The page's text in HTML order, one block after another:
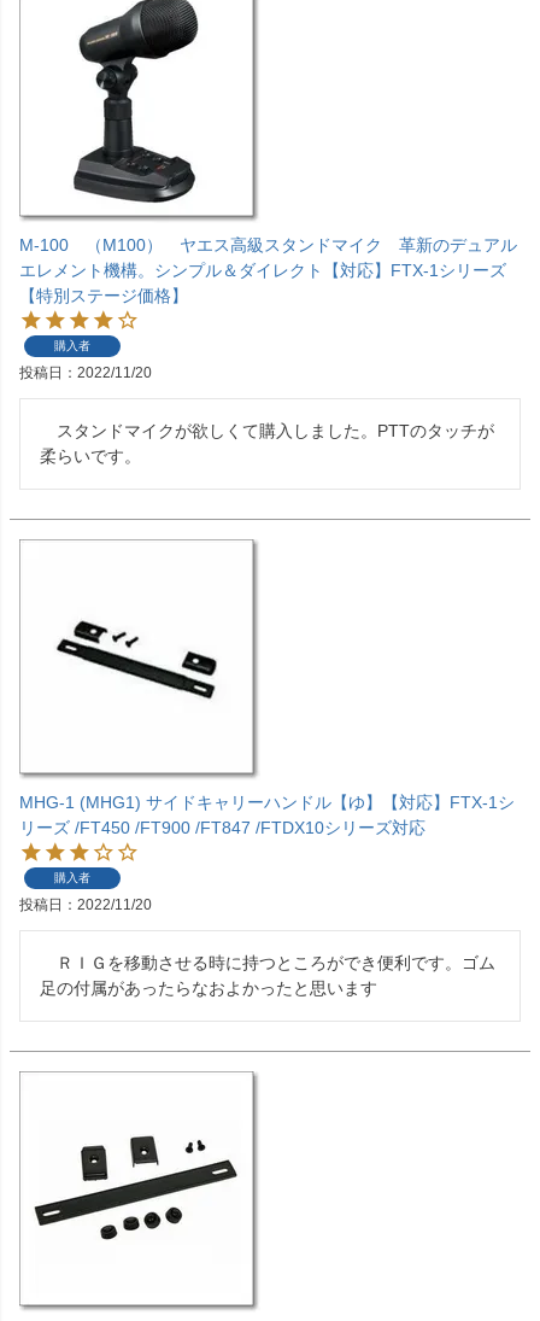
M-100 （M100） ヤエス高級スタンドマイク 革新のデュアル
エレメント機構。シンプル＆ダイレクト【対応】FTX-1シリーズ
【特別ステージ価格】
購入者
投稿日 2022/11/20
スタンドマイクが欲しくて購入しました。PTTのタッチが
MHG-1 (MHG1) サイドキャリーハンドル【ゆ】【対応】FTX-1シ
リーズ /FT450 /FT900 /FT847 /FTDX10シリーズ対応
購入者
投稿日 2022/11/20
ＲＩＧを移動させる時に持つところができ便利です。ゴム
足の付属があったらなおよかったと思います